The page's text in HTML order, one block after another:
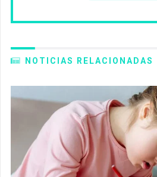
NOTICIAS RELACIONADAS